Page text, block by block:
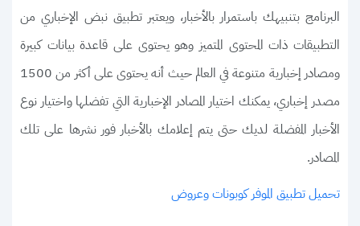
البرنامج بتنبيهك باستمرار بالأخبار، ويعتبر تطبيق نبض الإخباري من
التطبيقات ذات المحتوى المتميز وهو يحتوى على قاعدة بيانات كبيرة
ومصادر إخبارية متنوعة في العالم حيث أنه يحتوى على أكثر من 1500
مصدر إخباري، يمكنك اختيار المصادر الإخبارية التي تفضلها واختيار نوع
الأخبار المفضلة لديك حتى يتم إعلامك بالأخبار فور نشرها على تلك
المصادر.
تحميل تطبيق الموفر كوبونات وعروض